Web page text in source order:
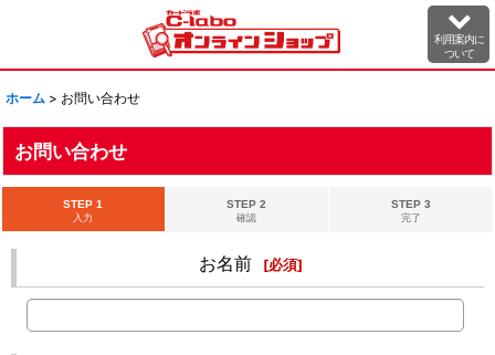
利用案内に
ついて
ホーム > お問い合わせ
お問い合わせ
STEP 1
入力
STEP 2
確認
STEP 3
完了
お名前 [必須]